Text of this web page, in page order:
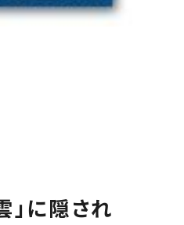
」に隠され